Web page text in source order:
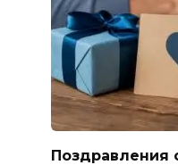
Поздравления